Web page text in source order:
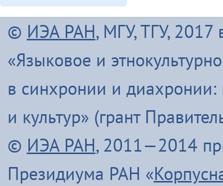
© ИЭА РАН, МГУ, ТГУ, 2017
«Языковое и
в синхронии и диахронии:
и культур» (грант
© ИЭА РАН, 2011—2014
Президиума РАН «